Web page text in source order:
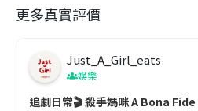
更多真實評價
Just_A_Girl_eats
娛樂
追劇日常🎬 殺手媽咪 A Bona